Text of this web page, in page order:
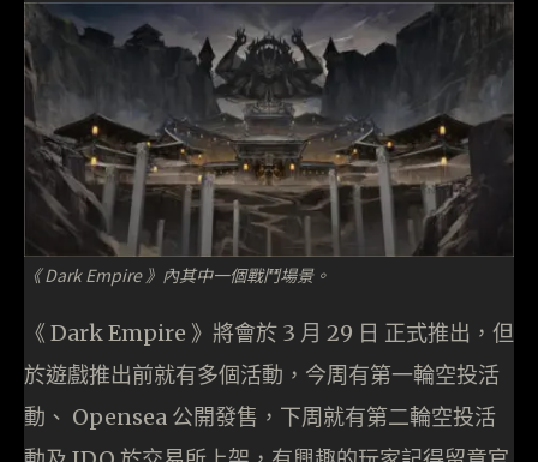
《 Dark Empire 》內其中一個戰鬥場景。
《 Dark Empire 》將會於 3 月 29 日 正式推出，但
於遊戲推出前就有多個活動，今周有第一輪空投活
動、 Opensea 公開發售，下周就有第二輪空投活